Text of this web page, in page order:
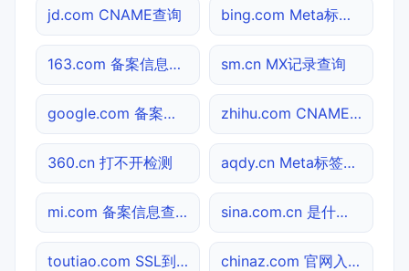
jd.com CNAME查询 bing.com Meta标签查询
163.com 备案信息查询 sm.cn MX记录查询
google.com 备案信息查询 zhihu.com CNAME查询
360.cn 打不开检测 aqdy.cn Meta标签查询
mi.com 备案信息查询 sina.com.cn 是什么网站
toutiao.com SSL到期检测 chinaz.com 官网入口